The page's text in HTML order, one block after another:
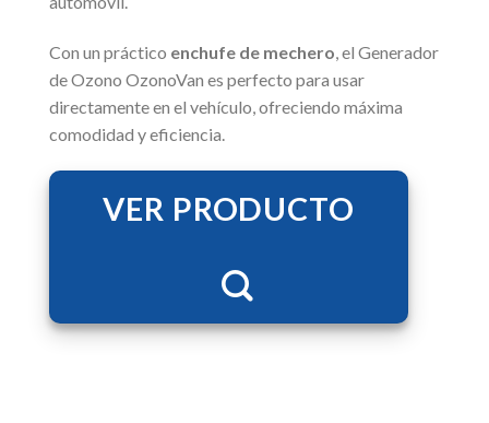
Con un práctico enchufe de mechero, el Generador
de Ozono OzonoVan es perfecto para usar
directamente en el vehículo, ofreciendo máxima
comodidad y eficiencia.
VER PRODUCTO